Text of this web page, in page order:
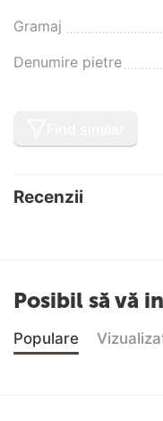
Gramaj
Denumire pietre
Recenzii
Posibil să vă
Populare